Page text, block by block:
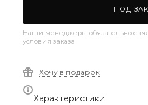
ПОД
Наши менеджеры обязательно
условия заказа
Хочу в подарок
Характеристики